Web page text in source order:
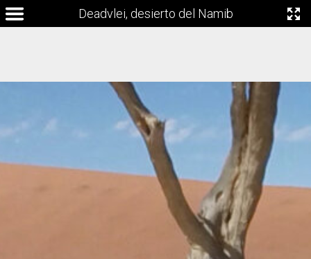
Deadvlei, desierto del Namib